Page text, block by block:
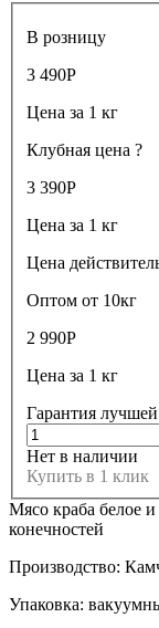
В розницу
3 490Р
Цена за 1 кг
Клубная цена ?
3 390Р
Цена за 1 кг
Цена
Оптом от 10кг
2 990Р
Цена за 1 кг
Гарантия
Нет в наличии
Купить в 1 клик
Мясо краба белое
конечностей
Производство:
Упаковка: